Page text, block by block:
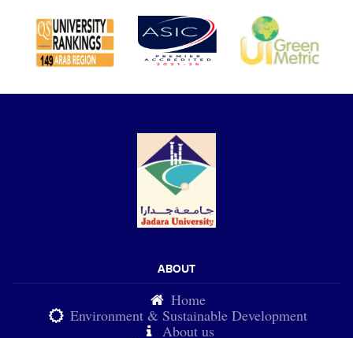
ABOUT
Home
Environment & Sustainable Development
About us